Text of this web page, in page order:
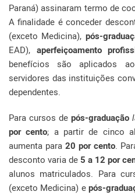
Paraná) assinaram termo de
A finalidade é conceder
(exceto Medicina), pós-
EAD), aperfeiçoamento
benefícios são aplicados
servidores das instituições
dependentes.
Para cursos de pós-graduação
por cento; a partir de cinco
aumenta para 20 por cento.
desconto varia de 5 a 12 por
alunos matriculados. Para
(exceto Medicina) epós-